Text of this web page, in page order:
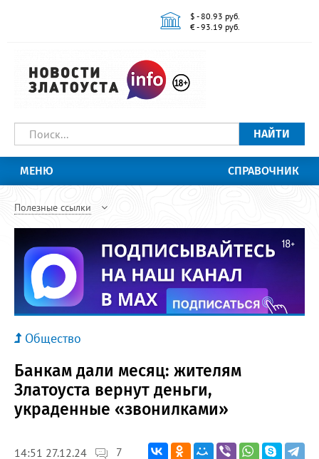
$ - 80.93 руб.
€ - 93.19 руб.
НАЙТИ
МЕНЮ СПРАВОЧНИК
Полезные ссылки
Общество
Банкам дали месяц: жителям
Златоуста вернут деньги,
украденные «звонилками»
14:51 27.12.24 7